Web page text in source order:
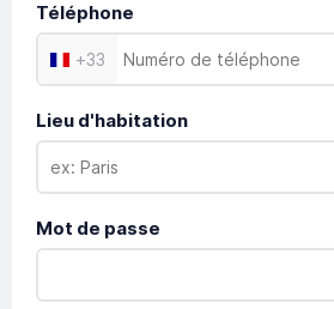
Téléphone
+33
Lieu d'habitation
Mot de passe